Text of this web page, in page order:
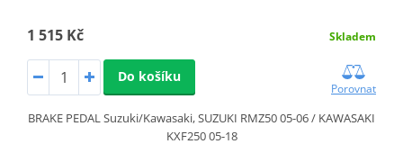
1 515 Kč Skladem
Do košíku
Porovnat
BRAKE PEDAL Suzuki/Kawasaki, SUZUKI RMZ50 05-06 / KAWASAKI
KXF250 05-18